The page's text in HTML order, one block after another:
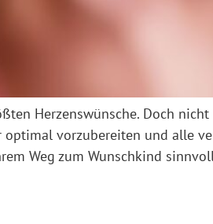
Herzenswünsche. Doch
vorzubereiten und alle
Weg zum Wunschkind